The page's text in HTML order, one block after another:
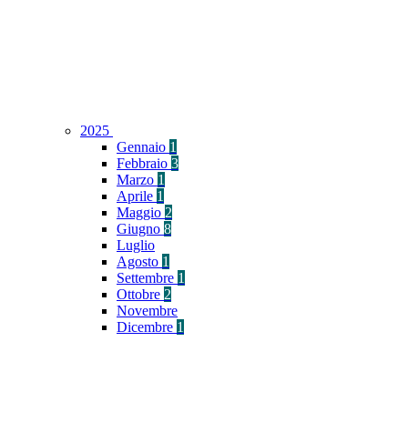
2025
Gennaio 1
Febbraio 3
Marzo 1
Aprile 1
Maggio 2
Giugno 8
Luglio
Agosto 1
Settembre 1
Ottobre 2
Novembre
Dicembre 1